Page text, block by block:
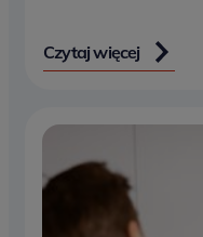
Czytaj więcej